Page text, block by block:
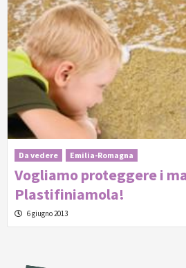
Da vedere Emilia-Romagna
Vogliamo proteggere i
Plastifiniamola!
6 giugno 2013